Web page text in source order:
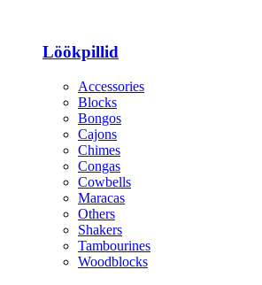
Löökpillid
Accessories
Blocks
Bongos
Cajons
Chimes
Congas
Cowbells
Maracas
Others
Shakers
Tambourines
Woodblocks